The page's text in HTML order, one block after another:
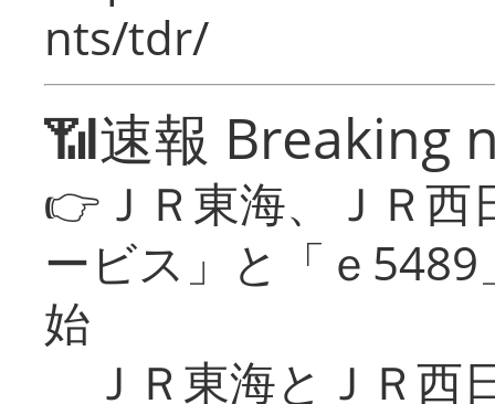
nts/tdr/
📶速報 Breaking
👉ＪＲ東海、ＪＲ
ービス」と「ｅ
始
ＪＲ東海とＪＲ西